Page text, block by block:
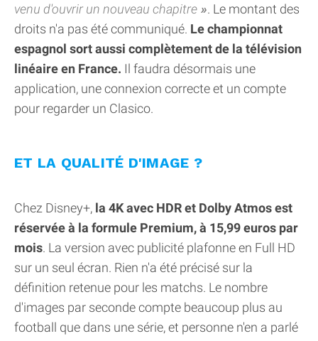
venu d'ouvrir un nouveau chapitre
. Le montant des
droits n'a pas été communiqué. Le championnat
espagnol sort aussi complètement de la télévision
linéaire en France. Il faudra désormais une
application, une connexion correcte et un compte
pour regarder un Clasico.
ET LA QUALITÉ D'IMAGE ?
Chez Disney+, la 4K avec HDR et Dolby Atmos est
réservée à la formule Premium, à 15,99 euros par
mois. La version avec publicité plafonne en Full HD
sur un seul écran. Rien n'a été précisé sur la
définition retenue pour les matchs. Le nombre
d'images par seconde compte beaucoup plus au
football que dans une série, et personne n'en a parlé